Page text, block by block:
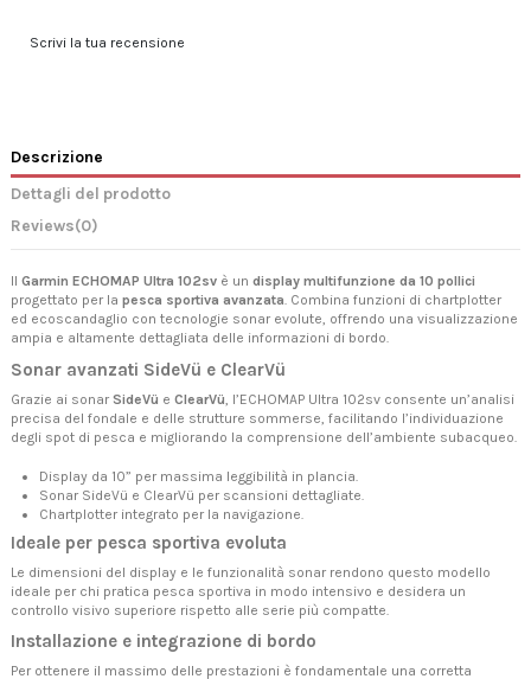
Scrivi la tua recensione
Descrizione
Dettagli del prodotto
Reviews(0)
Il Garmin ECHOMAP Ultra 102sv è un display multifunzione da 10 pollici
progettato per la pesca sportiva avanzata. Combina funzioni di chartplotter
ed ecoscandaglio con tecnologie sonar evolute, offrendo una visualizzazione
ampia e altamente dettagliata delle informazioni di bordo.
Sonar avanzati SideVü e ClearVü
Grazie ai sonar SideVü e ClearVü, l’ECHOMAP Ultra 102sv consente un’analisi
precisa del fondale e delle strutture sommerse, facilitando l’individuazione
degli spot di pesca e migliorando la comprensione dell’ambiente subacqueo.
Display da 10” per massima leggibilità in plancia.
Sonar SideVü e ClearVü per scansioni dettagliate.
Chartplotter integrato per la navigazione.
Ideale per pesca sportiva evoluta
Le dimensioni del display e le funzionalità sonar rendono questo modello
ideale per chi pratica pesca sportiva in modo intensivo e desidera un
controllo visivo superiore rispetto alle serie più compatte.
Installazione e integrazione di bordo
Per ottenere il massimo delle prestazioni è fondamentale una corretta